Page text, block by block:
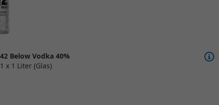
42 Below Vodka 40%
1 x 1 Liter (Glas)